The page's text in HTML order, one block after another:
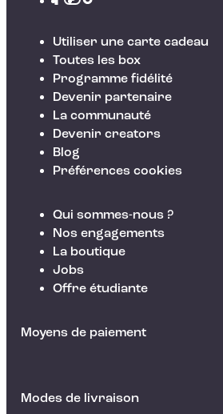
Utiliser une carte cadeau
Toutes les box
Programme fidélité
Devenir partenaire
La communauté
Devenir creators
Blog
Préférences cookies
Qui sommes-nous ?
Nos engagements
La boutique
Jobs
Offre étudiante
Moyens de paiement
Modes de livraison